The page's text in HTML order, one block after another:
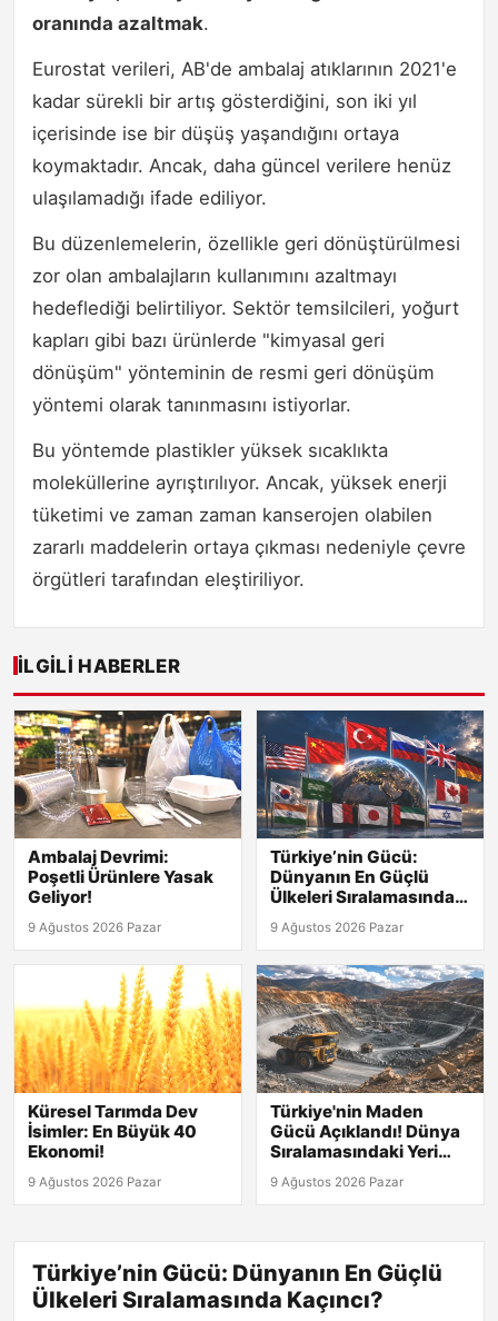
oranında azaltmak.
Eurostat verileri, AB'de ambalaj atıklarının 2021'e
kadar sürekli bir artış gösterdiğini, son iki yıl
içerisinde ise bir düşüş yaşandığını ortaya
koymaktadır. Ancak, daha güncel verilere henüz
ulaşılamadığı ifade ediliyor.
Bu düzenlemelerin, özellikle geri dönüştürülmesi
zor olan ambalajların kullanımını azaltmayı
hedeflediği belirtiliyor. Sektör temsilcileri, yoğurt
kapları gibi bazı ürünlerde "kimyasal geri
dönüşüm" yönteminin de resmi geri dönüşüm
yöntemi olarak tanınmasını istiyorlar.
Bu yöntemde plastikler yüksek sıcaklıkta
moleküllerine ayrıştırılıyor. Ancak, yüksek enerji
tüketimi ve zaman zaman kanserojen olabilen
zararlı maddelerin ortaya çıkması nedeniyle çevre
örgütleri tarafından eleştiriliyor.
İLGILI HABERLER
Ambalaj Devrimi:
Poşetli Ürünlere Yasak
Geliyor!
9 Ağustos 2026 Pazar
Türkiye’nin Gücü:
Dünyanın En Güçlü
Ülkeleri Sıralamasında
Kaçıncı?
9 Ağustos 2026 Pazar
Küresel Tarımda Dev
İsimler: En Büyük 40
Ekonomi!
9 Ağustos 2026 Pazar
Türkiye'nin Maden
Gücü Açıklandı! Dünya
Sıralamasındaki Yeri
Şaşırtıyor!
9 Ağustos 2026 Pazar
Türkiye’nin Gücü: Dünyanın En Güçlü
Ülkeleri Sıralamasında Kaçıncı?